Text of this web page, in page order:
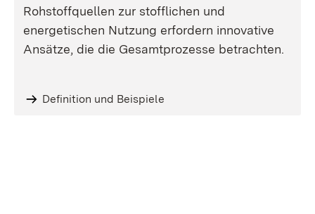
Rohstoffquellen zur stofflichen und
energetischen Nutzung erfordern innovative
Ansätze, die die Gesamtprozesse betrachten.
Definition und Beispiele